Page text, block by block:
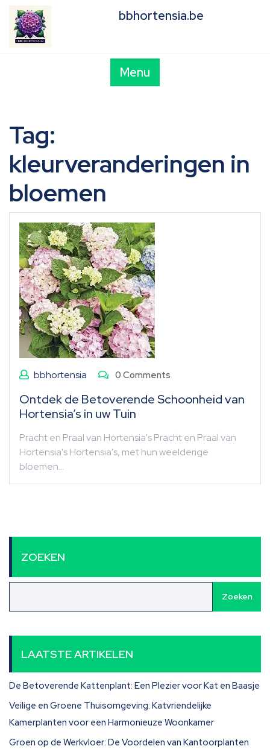
content
bbhortensia.be
Menu
Tag:
kleurveranderingen in
bloemen
bbhortensia 0 Comments
Ontdek de Betoverende Schoonheid van
Hortensia’s in uw Tuin
Pracht en Praal van Hortensia's Pracht en Praal van
Hortensia's Hortensia's, met hun weelderige
bloemen…
ZOEKEN
Zoeken
LAATSTE ARTIKELEN
De Betoverende Kattenplant: Een Plezier voor Kat en Baasje
Veilige en Groene Thuisomgeving: Katvriendelijke
Kamerplanten voor een Harmonieuze Woonkamer
Groen op de Werkvloer: De Voordelen van Kantoorplanten